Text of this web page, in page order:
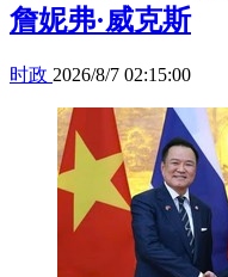
詹妮弗·威克斯
时政 2026/8/7 02:15:00